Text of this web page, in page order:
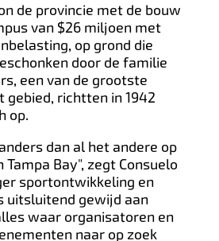
de provincie met de bouw
van $26 miljoen met
op grond die
door de familie
een van de grootste
gebied, richtten in 1942
op.
dan al het andere op
Bay", zegt Consuelo
sportontwikkeling en
uitsluitend gewijd aan
waar organisatoren en
naar op zoek